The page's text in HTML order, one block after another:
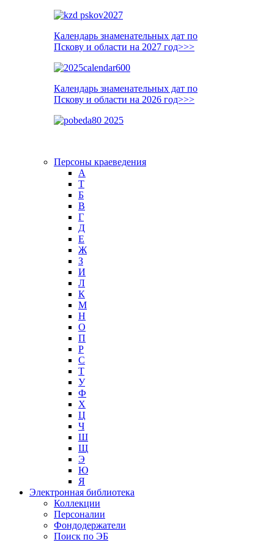
Календарь знаменательных дат по
Пскову и области на 2027 год>>>
Календарь знаменательных дат по
Пскову и области на 2026 год>>>
Персоны краеведения
А
T
Б
В
Г
Д
Е
Ж
З
И
Л
К
М
Н
О
П
Р
С
Т
У
Ф
Х
Ц
Ч
Ш
Щ
Э
Ю
Я
Электронная библиотека
Коллекции
Персоналии
Фондодержатели
Поиск по ЭБ